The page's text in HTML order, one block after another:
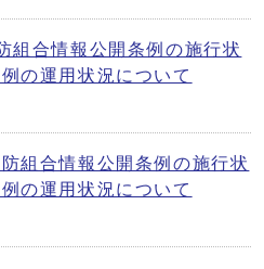
組合情報公開条例の施行状
の運用状況について
組合情報公開条例の施行状
の運用状況について